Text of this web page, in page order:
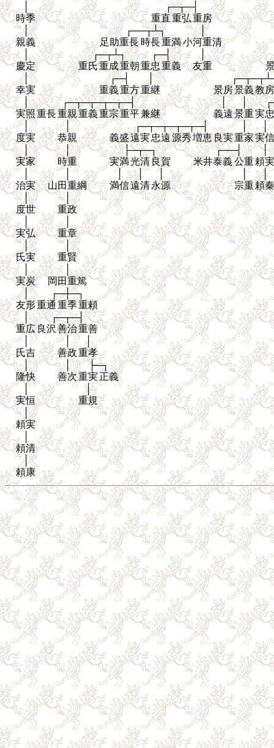
┌─┬─┤
時季
重直重弘重房
│
┌──┬┴┐
│
親義
足助重長時長重満小河重清
│
┌─┬┴┐ ┌─┤
│
慶定
重氏重成重朝重忠重義 友重
│
┌─┤ │
幸実
重義重方重継 景房景義教房
│
┌─┬─┬─┬─┬─┤ │ │
実照重長重親重義重宗重平兼継 義遠景重実忠
│
│ ┌─┬─┬─┬─┬─┤ │
│
度実
恭親 義盛遠実 忠遠源秀増恵良実重家実信
│
│ ├─┬─┐ ┌──┤
│
実家
時重 実満光清良賀 米井泰義公重頼実
│ │ │ │
│
治実
山田重綱 満信遠清永源 宗重頼秦
│
│
度世
重政
実弘
重章
│
│
氏実
重賢
│
│
実炭
岡田重篤
│
┌─┼─┐
友形重通 重季重頼
│
┌─┬─┤
重広良沢 善治重善
│
│
│
氏吉
善政重孝
│
│
├─┐
隆快
善次重実 正義
│
実恒
重規
│
頼実
頼清
│
頼康